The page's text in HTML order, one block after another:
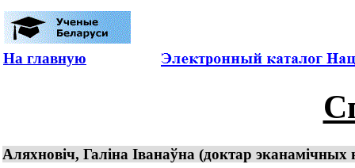
На главную
Аляхновіч, Галіна Іванаўна (доктар